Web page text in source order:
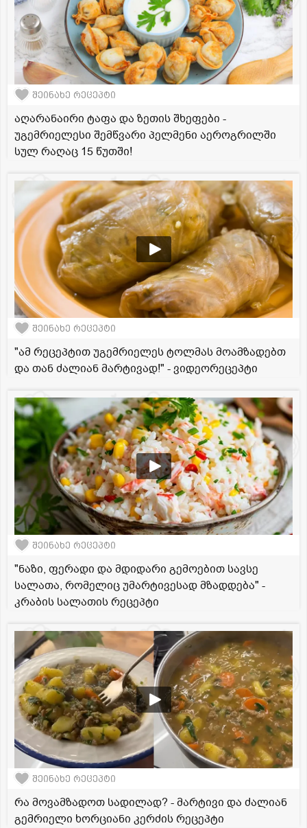
შეინახე რეცეპტი
აღარანაირი ტაფა და ზეთის შხეფები -
უგემრიელესი შემწვარი პელმენი აეროგრილში
სულ რაღაც 15 წუთში!
შეინახე რეცეპტი
"ამ რეცეპტით უგემრიელეს ტოლმას მოამზადებთ
და თან ძალიან მარტივად!" - ვიდეორეცეპტი
შეინახე რეცეპტი
"ნაზი, ფერადი და მდიდარი გემოებით სავსე
სალათა, რომელიც უმარტივესად მზადდება" -
კრაბის სალათის რეცეპტი
შეინახე რეცეპტი
რა მოვამზადოთ სადილად? - მარტივი და ძალიან
გემრიელი ხორციანი კერძის რეცეპტი